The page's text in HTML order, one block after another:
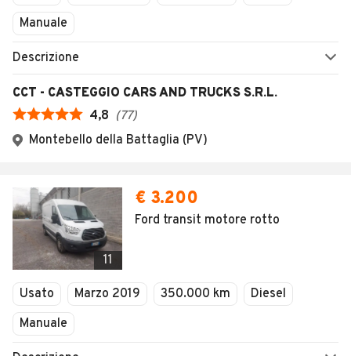
Manuale
Descrizione
CCT - CASTEGGIO CARS AND TRUCKS S.R.L.
4,8 (77)
Montebello della Battaglia (PV)
11
€ 3.200
Ford transit motore rotto
Usato Marzo 2019 350.000 km
Diesel
Manuale